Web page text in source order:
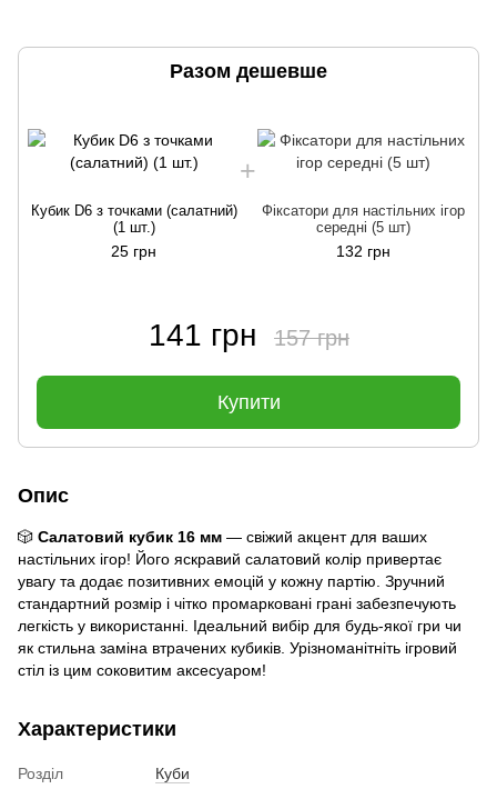
Разом дешевше
Кубик D6 з точками (салатний)
(1 шт.)
25 грн
Фіксатори для настільних ігор
середні (5 шт)
132 грн
141 грн 157 грн
Купити
Опис
🎲 Салатовий кубик 16 мм — свіжий акцент для ваших
настільних ігор! Його яскравий салатовий колір привертає
увагу та додає позитивних емоцій у кожну партію. Зручний
стандартний розмір і чітко промарковані грані забезпечують
легкість у використанні. Ідеальний вибір для будь-якої гри чи
як стильна заміна втрачених кубиків. Урізноманітніть ігровий
стіл із цим соковитим аксесуаром!
Характеристики
Розділ Куби